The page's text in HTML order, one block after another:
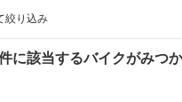
絞り込み
に該当するバイクがみつ